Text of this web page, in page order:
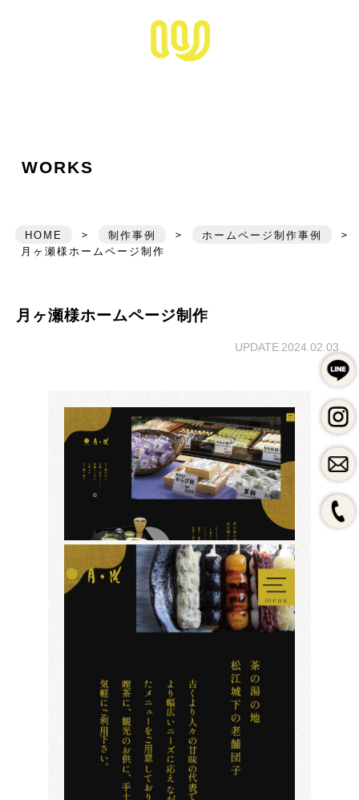
WORKS
ワキザシについて
写真撮影サービス
PHOTO
メールフォーム
instagram
よく頂くご質問
私たちのブランディング
HPづくり、その前に
保守・運用料金表
制作会社の選び方
SEOとMEO（初心者向け）
一般事業主行動計画
HOME > 制作事例 > ホームページ制作事例
>
月ヶ瀬様ホームページ制作
月ヶ瀬様ホームページ制作
UPDATE 2024.02.03